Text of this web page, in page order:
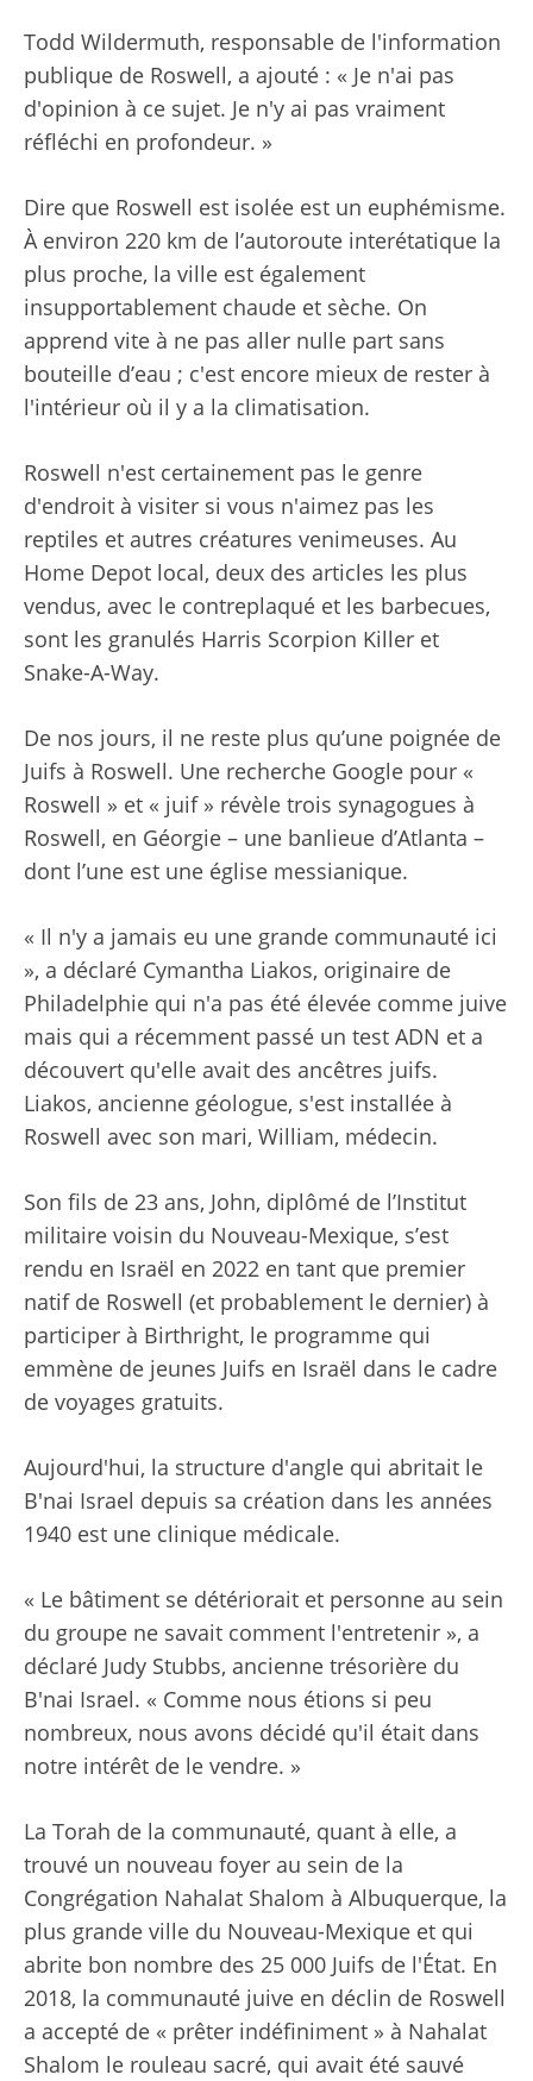
Todd Wildermuth, responsable de l'information
publique de Roswell, a ajouté : « Je n'ai pas
d'opinion à ce sujet. Je n'y ai pas vraiment
réfléchi en profondeur. »
Dire que Roswell est isolée est un euphémisme.
À environ 220 km de l’autoroute interétatique la
plus proche, la ville est également
insupportablement chaude et sèche. On
apprend vite à ne pas aller nulle part sans
bouteille d’eau ; c'est encore mieux de rester à
l'intérieur où il y a la climatisation.
Roswell n'est certainement pas le genre
d'endroit à visiter si vous n'aimez pas les
reptiles et autres créatures venimeuses. Au
Home Depot local, deux des articles les plus
vendus, avec le contreplaqué et les barbecues,
sont les granulés Harris Scorpion Killer et
Snake-A-Way.
De nos jours, il ne reste plus qu’une poignée de
Juifs à Roswell. Une recherche Google pour «
Roswell » et « juif » révèle trois synagogues à
Roswell, en Géorgie – une banlieue d’Atlanta –
dont l’une est une église messianique.
« Il n'y a jamais eu une grande communauté ici
», a déclaré Cymantha Liakos, originaire de
Philadelphie qui n'a pas été élevée comme juive
mais qui a récemment passé un test ADN et a
découvert qu'elle avait des ancêtres juifs.
Liakos, ancienne géologue, s'est installée à
Roswell avec son mari, William, médecin.
Son fils de 23 ans, John, diplômé de l’Institut
militaire voisin du Nouveau-Mexique, s’est
rendu en Israël en 2022 en tant que premier
natif de Roswell (et probablement le dernier) à
participer à Birthright, le programme qui
emmène de jeunes Juifs en Israël dans le cadre
de voyages gratuits.
Aujourd'hui, la structure d'angle qui abritait le
B'nai Israel depuis sa création dans les années
1940 est une clinique médicale.
« Le bâtiment se détériorait et personne au sein
du groupe ne savait comment l'entretenir », a
déclaré Judy Stubbs, ancienne trésorière du
B'nai Israel. « Comme nous étions si peu
nombreux, nous avons décidé qu'il était dans
notre intérêt de le vendre. »
La Torah de la communauté, quant à elle, a
trouvé un nouveau foyer au sein de la
Congrégation Nahalat Shalom à Albuquerque, la
plus grande ville du Nouveau-Mexique et qui
abrite bon nombre des 25 000 Juifs de l'État. En
2018, la communauté juive en déclin de Roswell
a accepté de « prêter indéfiniment » à Nahalat
Shalom le rouleau sacré, qui avait été sauvé